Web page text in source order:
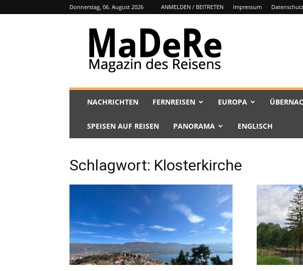
Donnerstag, 06. August 2026 ANMELDEN / BEITRETEN Impressum
MaDeRe
NACHRICHTEN FERNREISEN EUROPA
SPEISEN AUF REISEN PANORAMA ENGLISCH
Schlagwort: Klosterkirche